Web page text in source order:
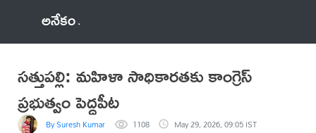
అనేకం
సత్తుపల్లి: మహిళా సాధికారతకు కాంగ్రెస్
ప్రభుత్వం పెద్దపీట
By Suresh Kumar 1108 May 29, 2026, 09:05 IST